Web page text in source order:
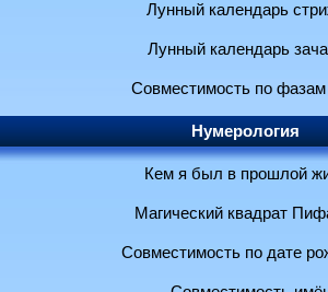
Лунный календарь
Лунный календарь
Совместимость по
Нумерология
Кем я был в прошлой
Магический квадрат
Совместимость по дате